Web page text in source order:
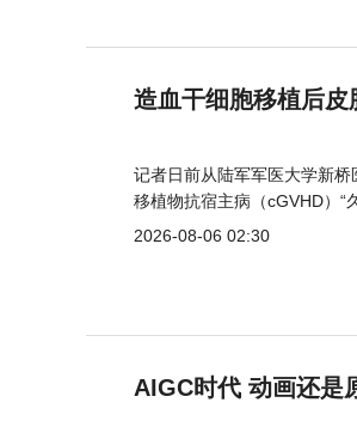
造血干细胞移植后
记者日前从陆军军医大学新
移植物抗宿主病（cGVHD）“
2026-08-06 02:30
AIGC时代 动画还是